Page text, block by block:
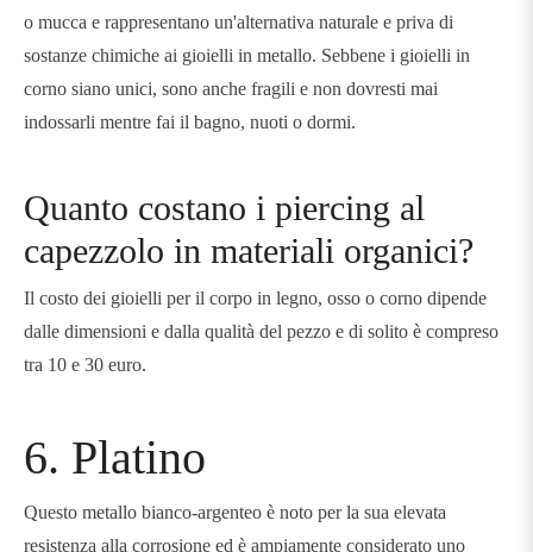
o mucca e rappresentano un'alternativa naturale e priva di
sostanze chimiche ai gioielli in metallo. Sebbene i gioielli in
corno siano unici, sono anche fragili e non dovresti mai
indossarli mentre fai il bagno, nuoti o dormi.
Quanto costano i piercing al
capezzolo in materiali organici?
Il costo dei gioielli per il corpo in legno, osso o corno dipende
dalle dimensioni e dalla qualità del pezzo e di solito è compreso
tra 10 e 30 euro.
6. Platino
Questo metallo bianco-argenteo è noto per la sua elevata
resistenza alla corrosione ed è ampiamente considerato uno